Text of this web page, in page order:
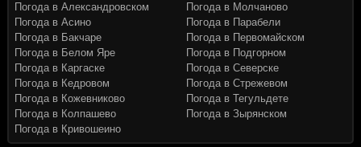
Погода в Александровском
Погода в Асино
Погода в Бакчаре
Погода в Белом Яре
Погода в Каргаске
Погода в Кедровом
Погода в Кожевниково
Погода в Колпашево
Погода в Кривошеино
Погода в Молчаново
Погода в Парабели
Погода в Первомайском
Погода в Подгорном
Погода в Северске
Погода в Стрежевом
Погода в Тегульдете
Погода в Зырянском